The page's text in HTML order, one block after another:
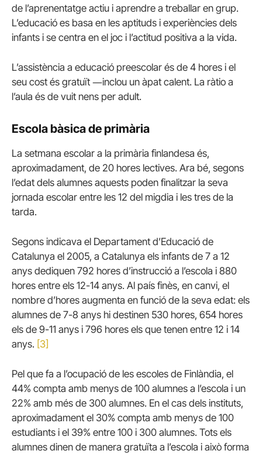
de l’aprenentatge actiu i aprendre a treballar en grup.
L’educació es basa en les aptituds i experiències dels
infants i se centra en el joc i l’actitud positiva a la vida.
L’assistència a educació preescolar és de 4 hores i el
seu cost és gratuït ―inclou un àpat calent. La ràtio a
l’aula és de vuit nens per adult.
Escola bàsica de primària
La setmana escolar a la primària finlandesa és,
aproximadament, de 20 hores lectives. Ara bé, segons
l’edat dels alumnes aquests poden finalitzar la seva
jornada escolar entre les 12 del migdia i les tres de la
tarda.
Segons indicava el Departament d’Educació de
Catalunya el 2005, a Catalunya els infants de 7 a 12
anys dediquen 792 hores d’instrucció a l’escola i 880
hores entre els 12-14 anys. Al país finès, en canvi, el
nombre d’hores augmenta en funció de la seva edat: els
alumnes de 7-8 anys hi destinen 530 hores, 654 hores
els de 9-11 anys i 796 hores els que tenen entre 12 i 14
anys. [3]
Pel que fa a l’ocupació de les escoles de Finlàndia, el
44% compta amb menys de 100 alumnes a l’escola i un
22% amb més de 300 alumnes. En el cas dels instituts,
aproximadament el 30% compta amb menys de 100
estudiants i el 39% entre 100 i 300 alumnes. Tots els
alumnes dinen de manera gratuïta a l’escola i això forma